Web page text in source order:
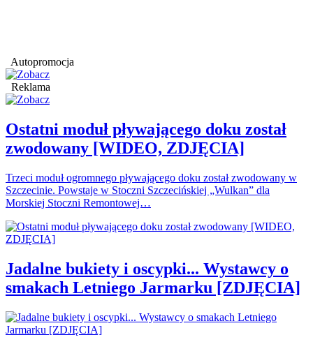
Autopromocja
Reklama
Ostatni moduł pływającego doku został
zwodowany [WIDEO, ZDJĘCIA]
Trzeci moduł ogromnego pływającego doku został zwodowany w
Szczecinie. Powstaje w Stoczni Szczecińskiej „Wulkan” dla
Morskiej Stoczni Remontowej…
Jadalne bukiety i oscypki... Wystawcy o
smakach Letniego Jarmarku [ZDJĘCIA]